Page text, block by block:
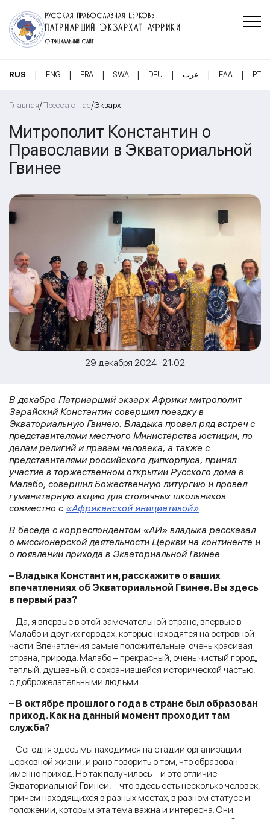
РУССКАЯ ПРАВОСЛАВНАЯ ЦЕРКОВЬ
ПАТРИАРШИЙ ЭКЗАРХАТ АФРИКИ
ОФИЦИАЛЬНЫЙ САЙТ
RUS | ENG | FRA | SWA | DEU | عرب | ΕΛΛ | PT
Главная/Пресса о нас/Экзарх
Митрополит Константин о
Православии в Экваториальной
Гвинее
29 декабря 2024 21:02
В декабре Патриарший экзарх Африки митрополит
Зарайский Константин совершил поездку в
Экваториальную Гвинею. Владыка провел ряд встреч с
представителями местного Министерства юстиции, по
делам религий и правам человека, а также с
представителями российского дипкорпуса, принял
участие в торжественном открытии Русского дома в
Малабо, совершил Божественную литургию и провел
гуманитарную акцию для столичных школьников
совместно с «Африканской инициативой»
В беседе с корреспондентом «АИ» владыка рассказал
о миссионерской деятельности Церкви на континенте и
о появлении прихода в Экваториальной Гвинее.
– Владыка Константин, расскажите о ваших
впечатлениях об Экваториальной Гвинее. Вы здесь
в первый раз?
– Да, я впервые в этой замечательной стране, впервые в
Малабо и других городах, которые находятся на островной
части. Впечатления самые положительные: очень красивая
страна, природа. Малабо – прекрасный, очень чистый город,
теплый, душевный, с сохранившейся исторической частью,
с доброжелательными людьми.
– В октябре прошлого года в стране был образован
приход. Как на данный момент проходит там
служба?
– Сегодня здесь мы находимся на стадии организации
церковной жизни, и рано говорить о том, что образован
именно приход. Но так получилось – и это отличие
Экваториальной Гвинеи, – что здесь есть несколько человек,
причем находящихся в разных местах, в разном статусе и
положении, которым эта тема важна и интересна. Они